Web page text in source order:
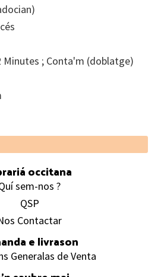
Minutes ; Conta'm (doblatge)
occitana
sem-nos ?
QSP
Contactar
e livrason
Generalas de Venta